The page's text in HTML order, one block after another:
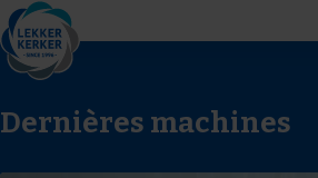
Dernières machines